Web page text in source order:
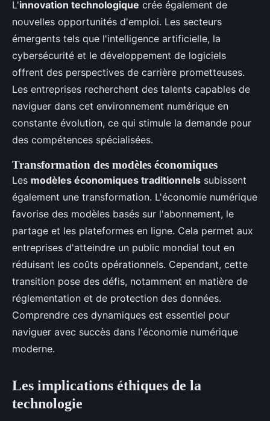
L'innovation technologique crée également de
nouvelles opportunités d'emploi. Les secteurs
émergents tels que l'intelligence artificielle, la
cybersécurité et le développement de logiciels
offrent des perspectives de carrière prometteuses.
Les entreprises recherchent des talents capables de
naviguer dans cet environnement numérique en
constante évolution, ce qui stimule la demande pour
des compétences spécialisées.
Transformation des modèles économiques
Les modèles économiques traditionnels subissent
également une transformation. L'économie numérique
favorise des modèles basés sur l'abonnement, le
partage et les plateformes en ligne. Cela permet aux
entreprises d'atteindre un public mondial tout en
réduisant les coûts opérationnels. Cependant, cette
transition pose des défis, notamment en matière de
réglementation et de protection des données.
Comprendre ces dynamiques est essentiel pour
naviguer avec succès dans l'économie numérique
moderne.
Les implications éthiques de la
technologie